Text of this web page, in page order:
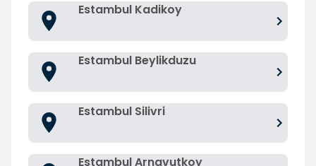
Estambul Kadikoy
Estambul Beylikduzu
Estambul Silivri
Estambul Arnavutkoy